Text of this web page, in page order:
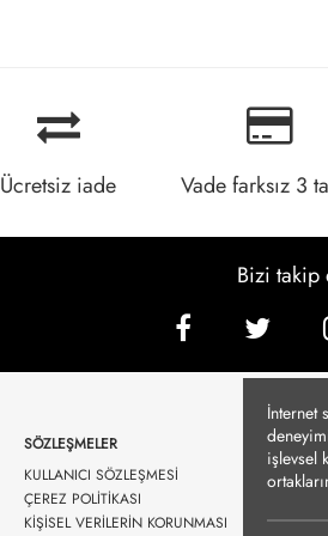
İnternet
işlevsel
Ücretsiz iade Vade farksız 3
Bizi takip
SÖZLEŞMELER
KULLANICI SÖZLEŞMESİ
ÇEREZ POLİTİKASI
KİŞİSEL VERİLERİN KORUNMASI